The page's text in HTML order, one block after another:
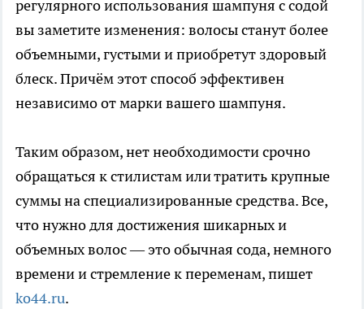
регулярного использования шампуня с содой
вы заметите изменения: волосы станут более
объемными, густыми и приобретут здоровый
блеск. Причём этот способ эффективен
независимо от марки вашего шампуня.
Таким образом, нет необходимости срочно
обращаться к стилистам или тратить крупные
суммы на специализированные средства. Все,
что нужно для достижения шикарных и
объемных волос — это обычная сода, немного
времени и стремление к переменам, пишет
ko44.ru.